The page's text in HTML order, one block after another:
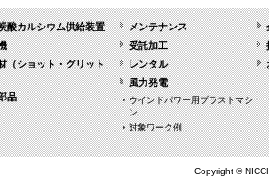
酸カルシウム供給装置
（ショット・グリット
品
メンテナンス
受託加工
レンタル
風力発電
ウインドパワー用ブラストマシ
ン
対象ワーク例
Copyright ©